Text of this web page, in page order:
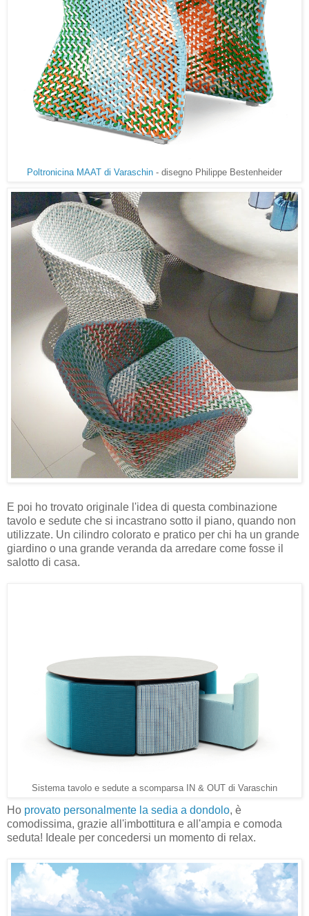
Poltronicina MAAT di Varaschin - disegno Philippe Bestenheider
E poi ho trovato originale l'idea di questa combinazione
tavolo e sedute che si incastrano sotto il piano, quando non
utilizzate. Un cilindro colorato e pratico per chi ha un grande
giardino o una grande veranda da arredare come fosse il
salotto di casa.
Sistema tavolo e sedute a scomparsa IN & OUT di Varaschin
Ho provato personalmente la sedia a dondolo, è
comodissima, grazie all'imbottitura e all'ampia e comoda
seduta! Ideale per concedersi un momento di relax.